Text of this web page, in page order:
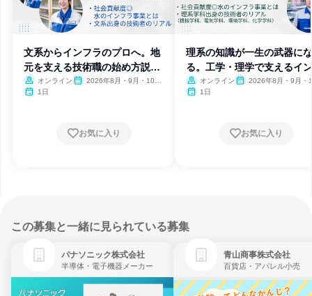
文系からインフラのプロへ。地
元を支える技術職の始め方説明
会
オンライン
2026年8月・9月・10
1日
お気に入り
理系の知識が一生の武器にな
る。工学・理学で支えるイ
ラ技術オンライン
2026年8月・9月・
1日
お気に入り
この募集と一緒に見られている募集
パナソニック株式会社
半導体・電子機器メーカー
青山商事株式会社
百貨店・アパレル小売